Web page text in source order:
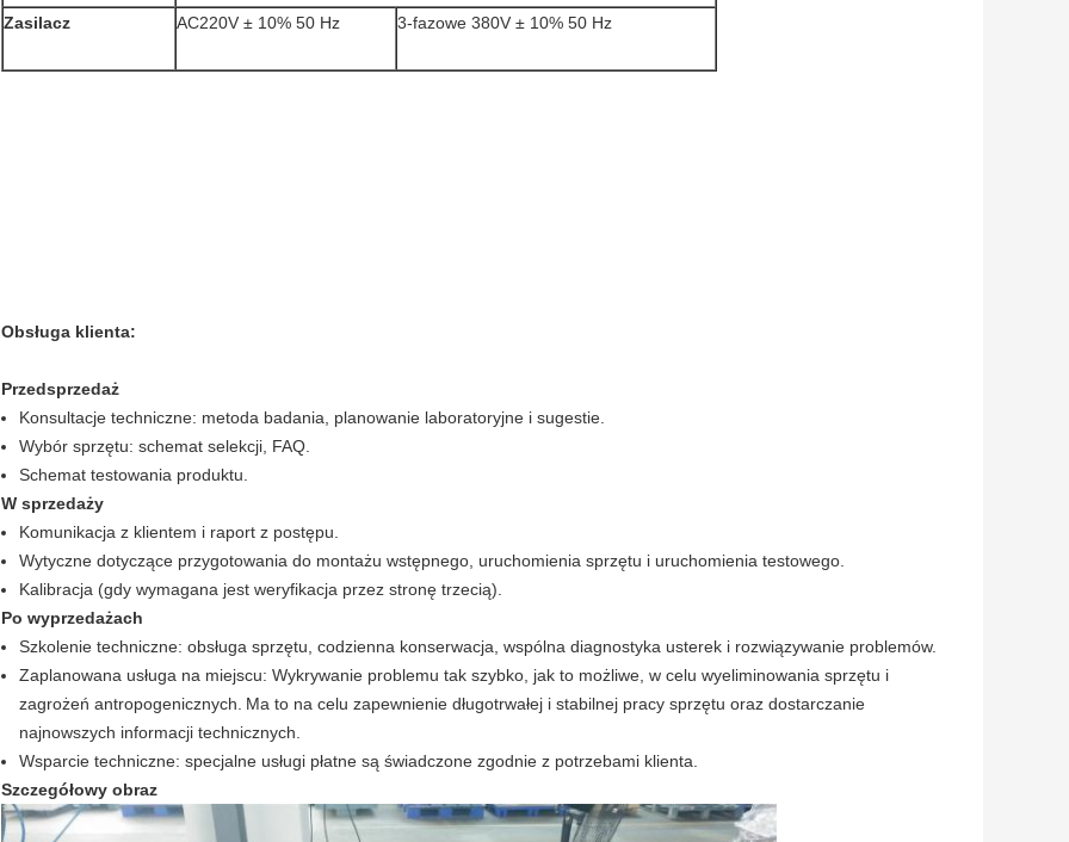
Zasilacz AC220V ± 10% 50 Hz 3-fazowe 380V ± 10% 50 Hz
Obsługa klienta:
Przedsprzedaż
Konsultacje techniczne: metoda badania, planowanie laboratoryjne i sugestie.
Wybór sprzętu: schemat selekcji, FAQ.
Schemat testowania produktu.
W sprzedaży
Komunikacja z klientem i raport z postępu.
Wytyczne dotyczące przygotowania do montażu wstępnego, uruchomienia sprzętu i uruchomienia testowego.
Kalibracja (gdy wymagana jest weryfikacja przez stronę trzecią).
Po wyprzedażach
Szkolenie techniczne: obsługa sprzętu, codzienna konserwacja, wspólna diagnostyka usterek i rozwiązywanie problemów.
Zaplanowana usługa na miejscu: Wykrywanie problemu tak szybko, jak to możliwe, w celu wyeliminowania sprzętu i
zagrożeń antropogenicznych. Ma to na celu zapewnienie długotrwałej i stabilnej pracy sprzętu oraz dostarczanie
najnowszych informacji technicznych.
Wsparcie techniczne: specjalne usługi płatne są świadczone zgodnie z potrzebami klienta.
Szczegółowy obraz